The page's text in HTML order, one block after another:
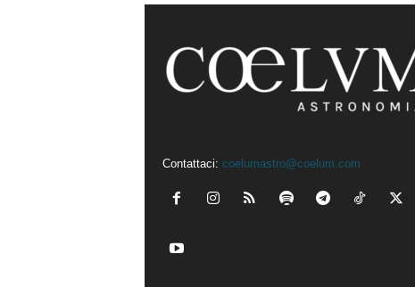
Contattaci: coelumastro@coelum.com